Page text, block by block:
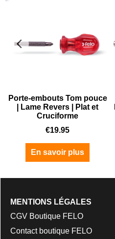
Porte-embouts Tom pouce
| Lame Revers | Plat et
Cruciforme
€19.95
En savoir plus
MENTIONS LÉGALES
CGV Boutique FELO
Contact boutique FELO